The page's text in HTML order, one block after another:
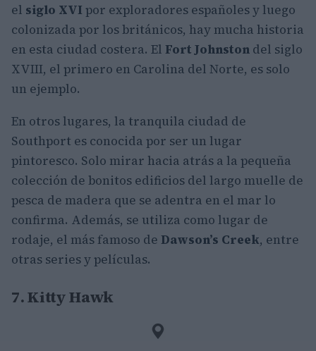
el siglo XVI por exploradores españoles y luego
colonizada por los británicos, hay mucha historia
en esta ciudad costera. El Fort Johnston del siglo
XVIII, el primero en Carolina del Norte, es solo
un ejemplo.
En otros lugares, la tranquila ciudad de
Southport es conocida por ser un lugar
pintoresco. Solo mirar hacia atrás a la pequeña
colección de bonitos edificios del largo muelle de
pesca de madera que se adentra en el mar lo
confirma. Además, se utiliza como lugar de
rodaje, el más famoso de Dawson’s Creek, entre
otras series y películas.
7. Kitty Hawk